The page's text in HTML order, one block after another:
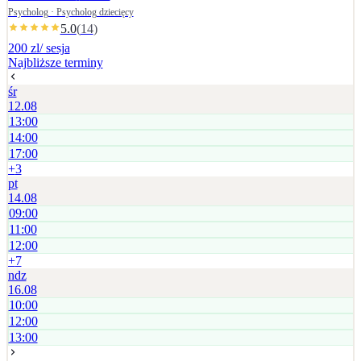
ustalana jest indywidualnie.
Psycholog · Psycholog dziecięcy
5.0(14)
200 zl/ sesja
Najbliższe terminy
śr
12.08
13:00
14:00
17:00
+3
pt
14.08
09:00
11:00
12:00
+7
ndz
16.08
10:00
12:00
13:00